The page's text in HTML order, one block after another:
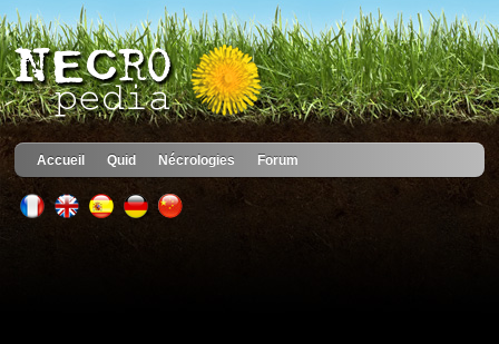
Accueil Quid Nécrologies Forum